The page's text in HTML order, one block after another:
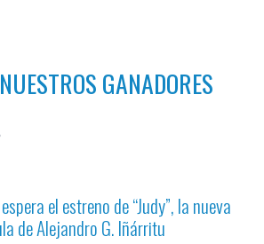
GANADORES
el estreno de “Judy”, la nueva
de Alejandro G. Iñárritu